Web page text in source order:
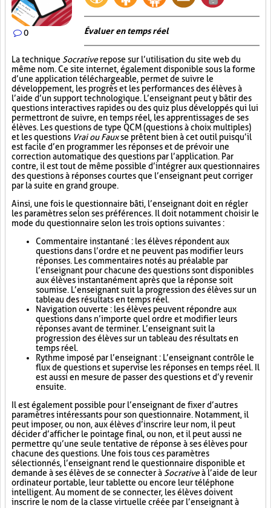
0 Évaluer en temps réel
La technique Socrativerepose sur l’utilisation du site web du
même nom. Ce site internet, également disponible sous la forme
d’une application téléchargeable, permet de suivre le
développement, les progrès et les performances des élèves à
l’aide d’un support technologique. L’enseignant peut y bâtir des
questions interactives rapides ou des quiz plus développés qui lui
permettront de suivre, en temps réel, les apprentissages de ses
élèves. Les questions de type QCM (questions à choix multiples)
et les questions Vrai ou Fauxse prêtent bien à cet outil puisqu’il
est facile d’en programmer les réponses et de prévoir une
correction automatique des questions par l’application. Par
contre, il est tout de même possible d’intégrer aux questionnaires
des questions à réponses courtes que l’enseignant peut corriger
par la suite en grand groupe.
Ainsi, une fois le questionnaire bâti, l’enseignant doit en régler
les paramètres selon ses préférences. Il doit notamment choisir le
mode du questionnaire selon les trois options suivantes :
Commentaire instantané : les élèves répondent aux
questions dans l’ordre et ne peuvent pas modifier leurs
réponses. Les commentaires notés au préalable par
l’enseignant pour chacune des questions sont disponibles
aux élèves instantanément après que la réponse soit
soumise. L’enseignant suit la progression des élèves sur un
tableau des résultats en temps réel.
Navigation ouverte : les élèves peuvent répondre aux
questions dans n’importe quel ordre et modifier leurs
réponses avant de terminer. L’enseignant suit la
progression des élèves sur un tableau des résultats en
temps réel.
Rythme imposé par l’enseignant : L’enseignant contrôle le
flux de questions et supervise les réponses en temps réel. Il
est aussi en mesure de passer des questions et d’y revenir
ensuite.
Il est également possible pour l’enseignant de fixer d’autres
paramètres intéressants pour son questionnaire. Notamment, il
peut imposer, ou non, aux élèves d’inscrire leur nom, il peut
décider d’afficher le pointage final, ou non, et il peut aussi ne
permettre qu’une seule tentative de réponse à ses élèves pour
chacune des questions. Une fois tous ces paramètres
sélectionnés, l’enseignant rend le questionnaire disponible et
demande à ses élèves de se connecter à Socrativeà l’aide de leur
ordinateur portable, leur tablette ou encore leur téléphone
intelligent. Au moment de se connecter, les élèves doivent
inscrire le nom de la classe virtuelle créée par l’enseignant à